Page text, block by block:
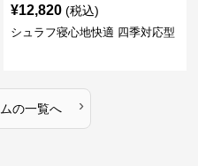
¥12,820 (税込)
シュラフ寝心地快適 四季対応型
の一覧へ ›